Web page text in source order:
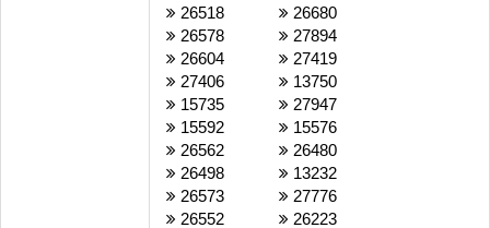
26518
26680
26578
27894
26604
27419
27406
13750
15735
27947
15592
15576
26562
26480
26498
13232
26573
27776
26552
26223